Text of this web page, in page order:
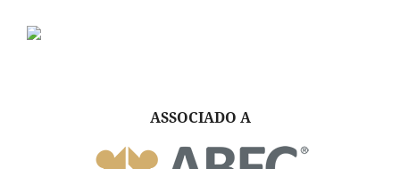
ASSOCIADO A